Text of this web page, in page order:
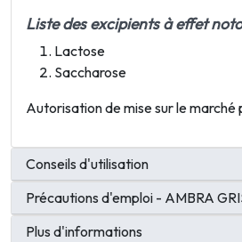
Liste des excipients à effet
Lactose
Saccharose
Autorisation de mise sur le
Conseils d'utilisation
Précautions d'emploi - AMBRA
Plus d'informations